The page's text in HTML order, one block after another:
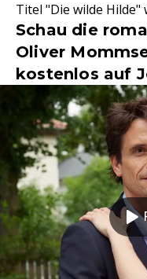
Titel "Die wilde
Schau die
Oliver
kostenlos auf